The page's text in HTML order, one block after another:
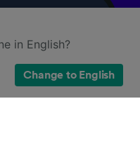
in English?
Change to English